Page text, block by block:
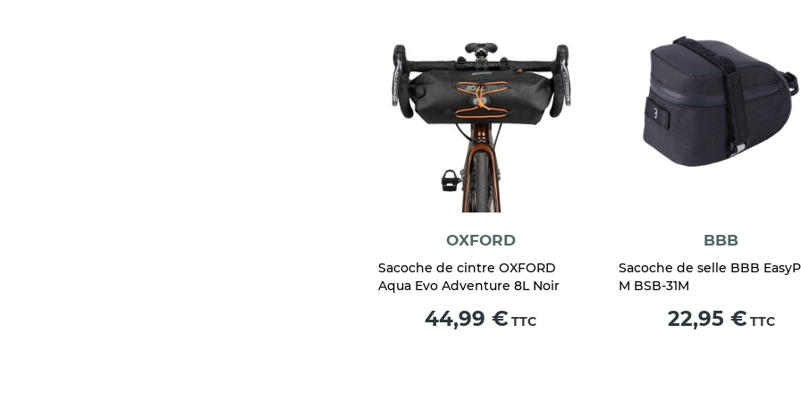
OXFORD
Sacoche de cintre OXFORD
Aqua Evo Adventure 8L Noir
Prix
44,99 € TTC
BBB
Sacoche de selle BBB
M BSB-31M
Prix
22,95 € TTC